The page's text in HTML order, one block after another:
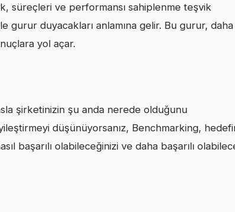
süreçleri ve performansı sahiplenme teşvik
gurur duyacakları anlamına gelir. Bu gurur, daha
yol açar.
şirketinizin şu anda nerede olduğunu
düşünüyorsanız, Benchmarking,
başarılı olabileceğinizi ve daha başarılı